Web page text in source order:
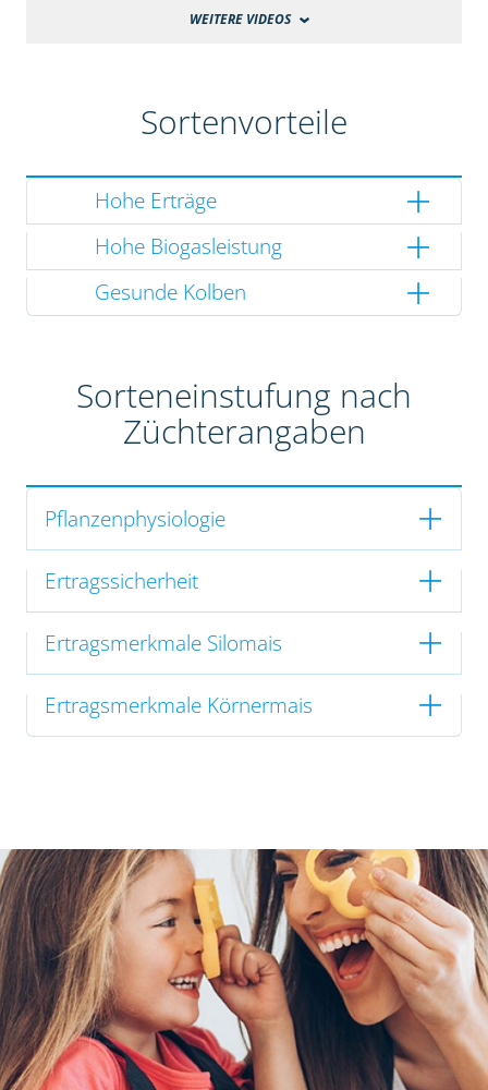
WEITERE VIDEOS
Sortenvorteile
Hohe Erträge
Hohe Biogasleistung
Gesunde Kolben
Sorteneinstufung nach
Züchterangaben
Pflanzenphysiologie
Ertragssicherheit
Ertragsmerkmale Silomais
Ertragsmerkmale Körnermais